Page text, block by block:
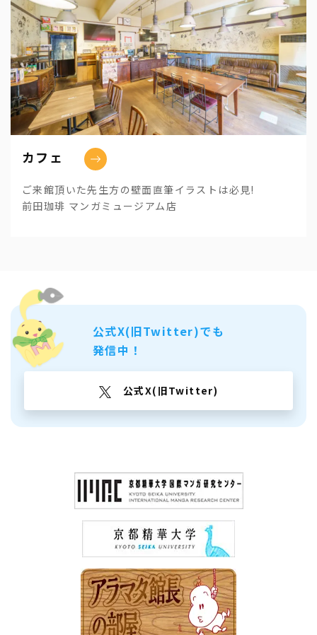
カフェ
ご来館頂いた先生方の壁面直筆イラストは必見!
前田珈琲 マンガミュージアム店
公式X(旧Twitter)でも
発信中！
公式X(旧Twitter)